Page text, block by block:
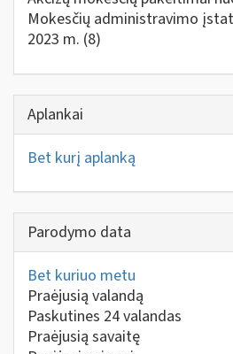
Mokesčių administravimo
2023 m. (8)
Aplankai
Bet kurį aplanką
Parodymo data
Bet kuriuo metu
Praėjusią valandą
Paskutines 24 valandas
Praėjusią savaitę